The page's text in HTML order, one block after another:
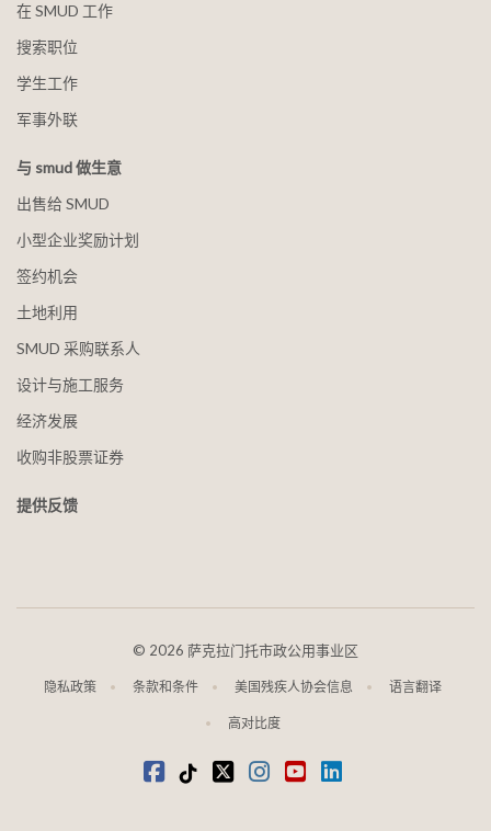
在 SMUD 工作
搜索职位
学生工作
军事外联
与 smud 做生意
出售给 SMUD
小型企业奖励计划
签约机会
土地利用
SMUD 采购联系人
设计与施工服务
经济发展
收购非股票证券
提供反馈
© 2026 萨克拉门托市政公用事业区
隐私政策 条款和条件 美国残疾人协会信息 语言翻译
高对比度
在 Facebook 上
抖音叽叽喳喳
Instagram
视频LinkedIn